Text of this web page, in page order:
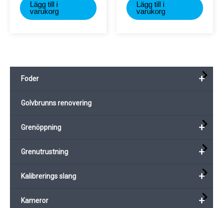
Lägg till i
varukorg
Lägg till i
varukorg
+
Foder
Golvbrunns renovering
+
Grenöppning
+
Grenutrustning
+
Kalibrerings slang
+
Kameror